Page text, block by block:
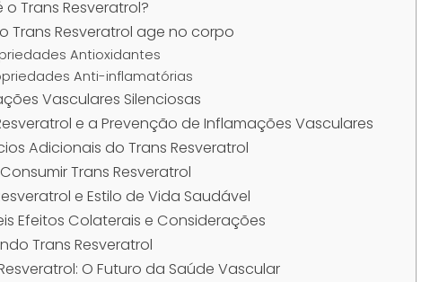
o Trans Resveratrol?
Trans Resveratrol age no corpo
Antioxidantes
Anti-inflamatórias
Vasculares Silenciosas
e a Prevenção de Inflamações Vasculares
Adicionais do Trans Resveratrol
Trans Resveratrol
e Estilo de Vida Saudável
Efeitos Colaterais e Considerações
Trans Resveratrol
O Futuro da Saúde Vascular